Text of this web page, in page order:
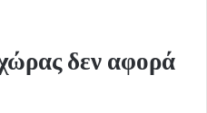
δεν αφορά